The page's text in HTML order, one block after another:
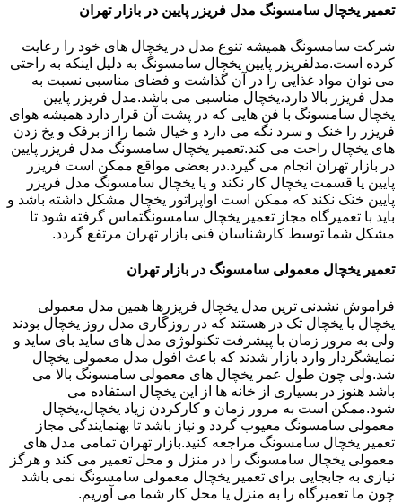
تعمیر یخچال سامسونگ مدل فریزر پایین در بازار تهران
شرکت سامسونگ همیشه تنوع مدل در یخچال های خود را رعایت
کرده است.مدلفریزر پایین یخچال سامسونگ به دلیل اینکه به راحتی
می توان مواد غذایی را در آن گذاشت و فضای مناسبی نسبت به
مدل فریزر بالا دارد،یخچال مناسبی می باشد.مدل فریزر پایین
یخچال سامسونگ با فن هایی که در پشت آن قرار دارد همیشه هوای
فریزر را خنک و سرد نگه می دارد و خیال شما را از برفک و یخ زدن
های یخچال راحت می کند.تعمیر یخچال سامسونگ مدل فریزر پایین
در بازار تهران انجام می گیرد.در بعضی مواقع ممکن است فریزر
پایین یا قسمت یخچال کار نکند و یا یخچال سامسونگ مدل فریزر
پایین خنک نکند که ممکن است اواپراتور یخچال مشکل داشته باشد و
باید با تعمیرگاه مجاز تعمیر یخچال سامسونگتماس گرفته شود تا
مشکل شما توسط کارشناسان فنی بازار تهران مرتفع گردد.
تعمیر یخچال معمولی سامسونگ در بازار تهران
فراموش نشدنی ترین مدل یخچال فریزرها همین مدل معمولی
یخچال یا یخچال تک در هستند که در روزگاری مدل روز یخچال بودند
ولی به مرور زمان با پیشرفت تکنولوژی مدل های ساید بای ساید و
نمایشگردار وارد بازار شدند که باعث افول مدل معمولی یخچال
شد.ولی چون طول عمر یخچال های معمولی سامسونگ بالا می
باشد هنوز در بسیاری از خانه ها از این یخچال استفاده می
شود.ممکن است به مرور زمان و کارکردن زیاد یخچال،یخچال
معمولی سامسونگ معیوب گردد و نیاز باشد تا بهنمایندگی مجاز
تعمیر یخچال سامسونگ مراجعه کنید.بازار تهران تمامی مدل های
معمولی یخچال سامسونگ را در منزل و محل تعمیر می کند و هرگز
نیازی به جابجایی برای تعمیر یخچال معمولی سامسونگ نمی باشد
چون ما تعمیرگاه را به منزل یا محل کار شما می آوریم.